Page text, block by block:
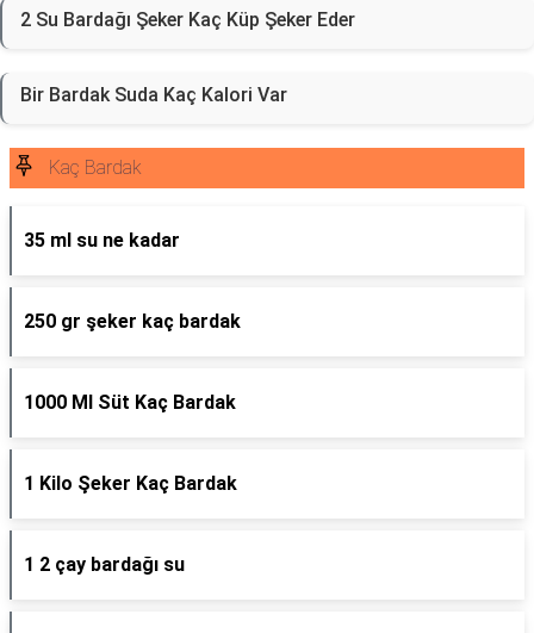
2 Su Bardağı Şeker Kaç Küp Şeker Eder
Bir Bardak Suda Kaç Kalori Var
Kaç Bardak
35 ml su ne kadar
250 gr şeker kaç bardak
1000 Ml Süt Kaç Bardak
1 Kilo Şeker Kaç Bardak
1 2 çay bardağı su